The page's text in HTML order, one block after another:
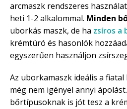
arcmaszk rendszeres
heti 1-2 alkalommal. Minden
uborkás maszk, de ha zsíros a
krémtúró és hasonlók
egyszerűen használjon
Az uborkamaszk ideális a
még nem igényel annyi
bőrtípusoknak is jót tesz a